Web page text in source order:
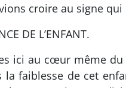
croire au signe
DE L’ENFANT.
ici au cœur même du
la faiblesse de cet